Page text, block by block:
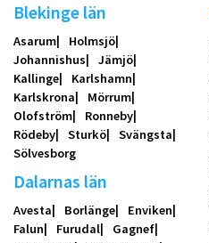
Blekinge län
Asarum
Holmsjö
Johannishus
Jämjö
Kallinge
Karlshamn
Karlskrona
Mörrum
Olofström
Ronneby
Rödeby
Sturkö
Svängsta
Sölvesborg
Dalarnas län
Avesta Borlänge
Enviken
Falun
Furudal
Gagnef